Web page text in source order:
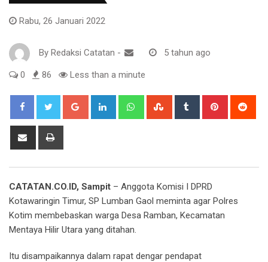
Rabu, 26 Januari 2022
By Redaksi Catatan - 5 tahun ago
0 86 Less than a minute
Google+ LinkedIn WhatsappStumbleUpon
Tumblr Pinterest
Share
CATATAN.CO.ID, Sampit – Anggota Komisi I DPRD
Kotawaringin Timur, SP Lumban Gaol meminta agar Polres
Kotim membebaskan warga Desa Ramban, Kecamatan
Mentaya Hilir Utara yang ditahan.
Itu disampaikannya dalam rapat dengar pendapat